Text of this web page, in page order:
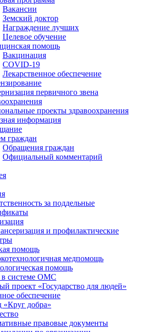
Вакансии
Земский доктор
Награждение лучших
Целевое обучение
помощь
Вакцинация
COVID-19
Лекарственное обеспечение
первичного звена
проекты здравоохранения
информация
граждан
Обращения граждан
Официальный комментарий
за поддельные
и профилактические
помощь
медпомощь
помощь
системе ОМС
проект «Государство для людей»
обеспечение
добра»
правовые документы